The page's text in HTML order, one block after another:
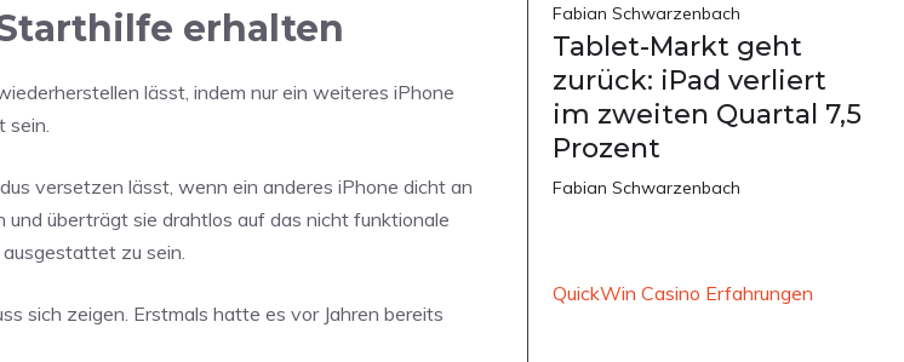
erhalten
lässt, indem nur ein weiteres iPhone
versetzen lässt, wenn ein anderes iPhone dicht an
überträgt sie drahtlos auf das nicht funktionale
zu sein.
sich zeigen. Erstmals hatte es vor Jahren bereits
Fabian Schwarzenbach
Tablet-Markt geht
zurück: iPad verliert
im zweiten Quartal 7,5
Prozent
Fabian Schwarzenbach
QuickWin Casino Erfahrungen